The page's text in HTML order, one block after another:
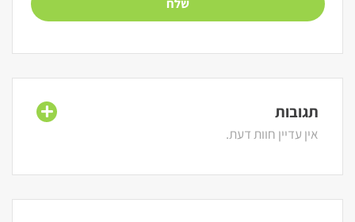
תגובות
אין עדיין חוות דעת.